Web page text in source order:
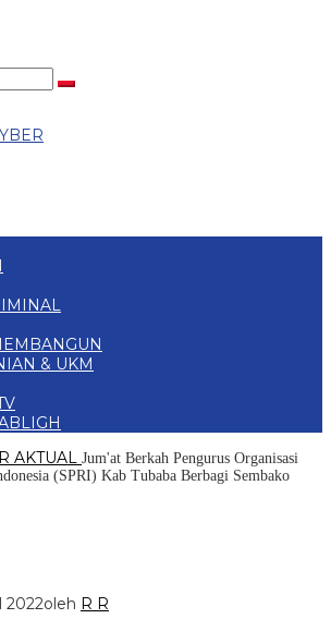
& UKM
AKTUAL Jum'at Berkah Pengurus Organisasi
(SPRI) Kab Tubaba Berbagi Sembako
2022oleh R R